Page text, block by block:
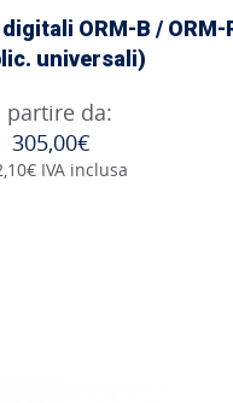
ORM-B / ORM-
universali)
partire da:
305,00€
IVA inclusa